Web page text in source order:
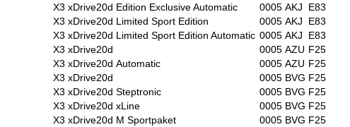
X3 xDrive20d Edition Exclusive Automatic 0005 AKJ E83
X3 xDrive20d Limited Sport Edition 0005 AKJ E83
X3 xDrive20d Limited Sport Edition Automatic 0005 AKJ E83
X3 xDrive20d
0005 AZU F25
X3 xDrive20d Automatic 0005 AZU F25
X3 xDrive20d
0005 BVG F25
X3 xDrive20d Steptronic 0005 BVG F25
X3 xDrive20d xLine 0005 BVG F25
X3 xDrive20d M Sportpaket 0005 BVG F25